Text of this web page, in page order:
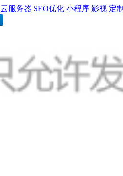
云服务器 SEO优化 小程序 影视 定